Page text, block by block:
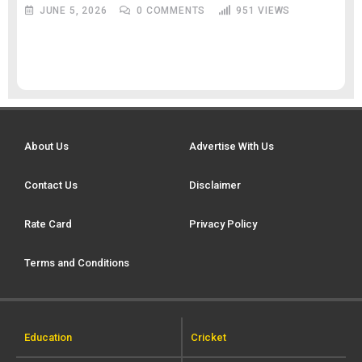
JUNE 5, 2026 0 COMMENTS 951 VIEWS
About Us Advertise With Us
Contact Us Disclaimer
Rate Card Privacy Policy
Terms and Conditions
Education Cricket